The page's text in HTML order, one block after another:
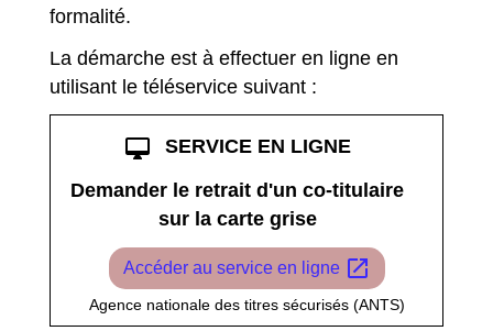
formalité.
La démarche est à effectuer en ligne en
utilisant le téléservice suivant :
desktop_mac
SERVICE EN LIGNE
Demander le retrait d'un co-titulaire
sur la carte grise
Accéder au service en ligne open_in_new
Agence nationale des titres sécurisés (ANTS)